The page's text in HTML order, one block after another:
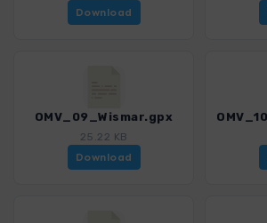
Download
OMV_09_Wismar.gpx
25.22 KB
Download